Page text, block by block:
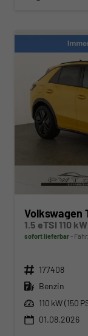
Volkswagen
sofort lieferbar
Fahrzeugnr. 177408
Kraftstoff Benzin
Leistung 110 kW (150
01.08.2026